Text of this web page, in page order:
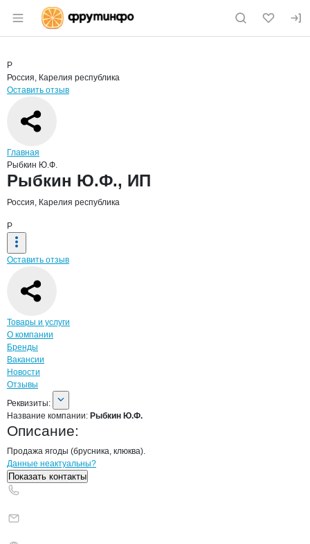
Раздел навигации по сайту fruitinfo.ru
Страница компании
Страница компании
Краткая информация о компании
Р
Россия, Карелия республика
Оставить отзыв
Навигация по сайту
Главная
Рыбкин Ю.Ф.
Основная информация о компании
Рыбкин Ю.Ф., ИП
Россия, Карелия республика
Р
Оставить отзыв
Навигация по странице
Товары и услуги
О компании
Бренды
Вакансии
Новости
Отзывы
О компании
Реквизиты
Реквизиты:
Название компании: Рыбкин Ю.Ф.
Описание:
Продажа ягоды (брусника, клюква).
Контактыкомпании
+7(800)000-00-..
Данные неактуальны?
Показать контакты